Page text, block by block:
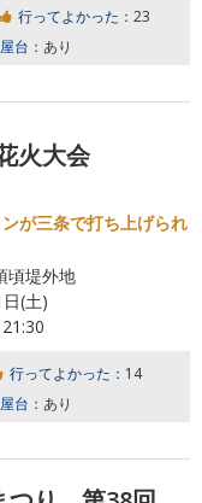
行ってよかった： 23
屋台： あり
火大会
が三条で打ち上げられ
頃堤外地
(土)
行ってよかった： 14
屋台： あり